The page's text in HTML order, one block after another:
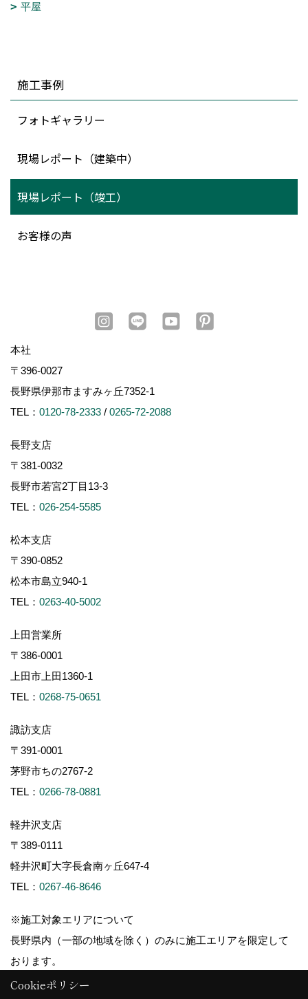
平屋
施工事例
フォトギャラリー
現場レポート（建築中）
現場レポート（竣工）
お客様の声
本社
〒396-0027
長野県伊那市ますみヶ丘7352-1
TEL： 0120-78-2333 / 0265-72-2088
長野支店
〒381-0032
長野市若宮2丁目13-3
TEL： 026-254-5585
松本支店
〒390-0852
松本市島立940-1
TEL： 0263-40-5002
上田営業所
〒386-0001
上田市上田1360-1
TEL： 0268-75-0651
諏訪支店
〒391-0001
茅野市ちの2767-2
TEL： 0266-78-0881
軽井沢支店
〒389-0111
軽井沢町大字長倉南ヶ丘647-4
TEL： 0267-46-8646
※施工対象エリアについて
長野県内（一部の地域を除く）のみに施工エリアを限定して
おります。
Cookieポリシー